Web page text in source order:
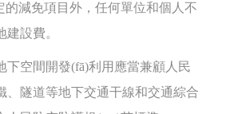
減免項目外，任何單位和個人不
費。
空間開發(fā)利用應當兼顧人民
、隧道等地下交通干線和交通綜合